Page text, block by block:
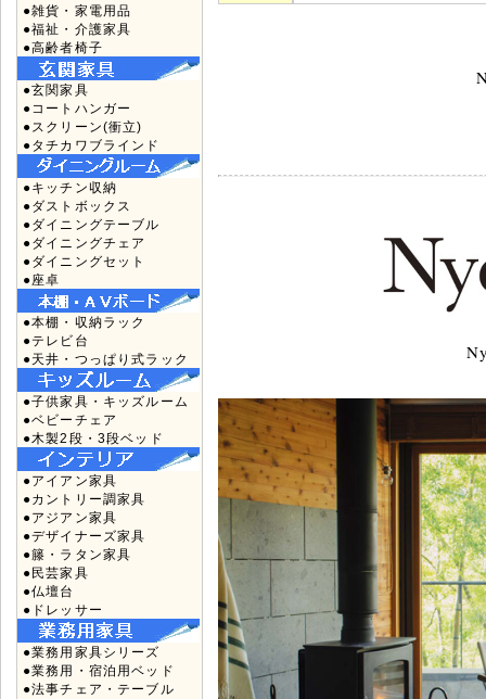
●雑貨・家電用品
●福祉・介護家具
●高齢者椅子
●玄関家具
●コートハンガー
●スクリーン(衝立)
●タチカワブラインド
●キッチン収納
●ダストボックス
●ダイニングテーブル
●ダイニングチェア
●ダイニングセット
●座卓
●本棚・収納ラック
●テレビ台
●天井・つっぱり式ラック
●子供家具・キッズルーム
●ベビーチェア
●木製2段・3段ベッド
●アイアン家具
●カントリー調家具
●アジアン家具
●デザイナーズ家具
●籐・ラタン家具
●民芸家具
●仏壇台
●ドレッサー
●業務用家具シリーズ
●業務用・宿泊用ベッド
●法事チェア・テーブル